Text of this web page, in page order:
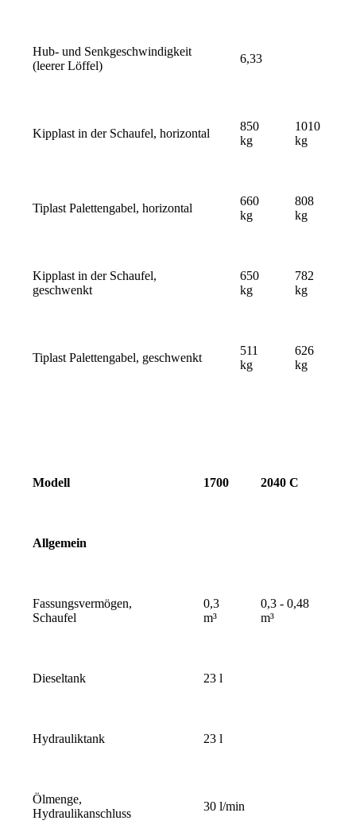
Hub- und Senkgeschwindigkeit
(leerer Löffel)
6,33
Kipplast in der Schaufel, horizontal
850
kg
1010
kg
Tiplast Palettengabel, horizontal
660
kg
808
kg
Kipplast in der Schaufel,
geschwenkt
650
kg
782
kg
Tiplast Palettengabel, geschwenkt
511
kg
626
kg
Modell 1700 2040 C
Allgemein
Fassungsvermögen,
Schaufel
0,3
m³
0,3 - 0,48
m³
Dieseltank 23 l
Hydrauliktank 23 l
Ölmenge,
Hydraulikanschluss
30 l/min